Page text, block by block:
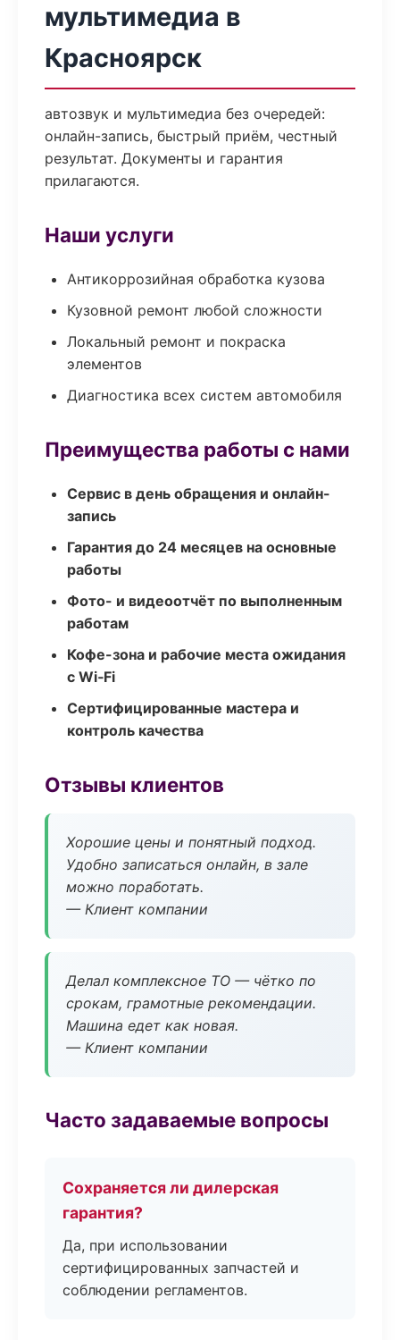
мультимедиа в
Красноярск
автозвук и мультимедиа без очередей:
онлайн-запись, быстрый приём, честный
результат. Документы и гарантия
прилагаются.
Наши услуги
Антикоррозийная обработка кузова
Кузовной ремонт любой сложности
Локальный ремонт и покраска
элементов
Диагностика всех систем автомобиля
Преимущества работы с нами
Сервис в день обращения и онлайн-
запись
Гарантия до 24 месяцев на основные
работы
Фото- и видеоотчёт по выполненным
работам
Кофе-зона и рабочие места ожидания
с Wi‑Fi
Сертифицированные мастера и
контроль качества
Отзывы клиентов
Хорошие цены и понятный подход.
Удобно записаться онлайн, в зале
можно поработать.
— Клиент компании
Делал комплексное ТО — чётко по
срокам, грамотные рекомендации.
Машина едет как новая.
— Клиент компании
Часто задаваемые вопросы
Сохраняется ли дилерская
гарантия?
Да, при использовании
сертифицированных запчастей и
соблюдении регламентов.